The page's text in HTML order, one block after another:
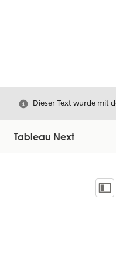
Schließen
Dieser Text wurde mit
Tableau Next